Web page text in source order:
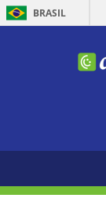
BRASIL